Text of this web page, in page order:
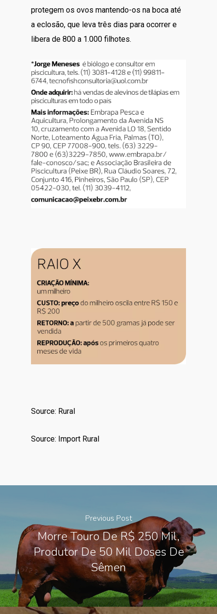
protegem os ovos mantendo-os na boca até
a eclosão, que leva três dias para ocorrer e
libera de 800 a 1.000 filhotes.
Source: Rural
Source: Import Rural
Previous Post
Morre Touro De R$ 250 Mil,
Produtor De 50 Mil Doses De
Sêmen